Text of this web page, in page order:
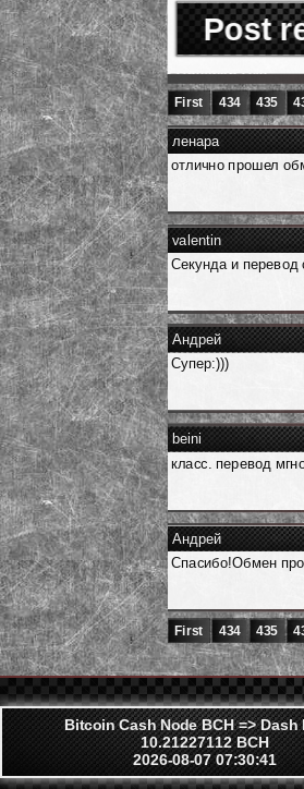
Post
First 434 435
ленара
отлично прошел
valentin
Секунда и перевод
Андрей
Супер:)))
beini
класс. перевод
Андрей
Спасибо!Обмен
First 434 435
Bitcoin Cash Node BCH => Dash
10.21227112 BCH
2026-08-07 07:30:41